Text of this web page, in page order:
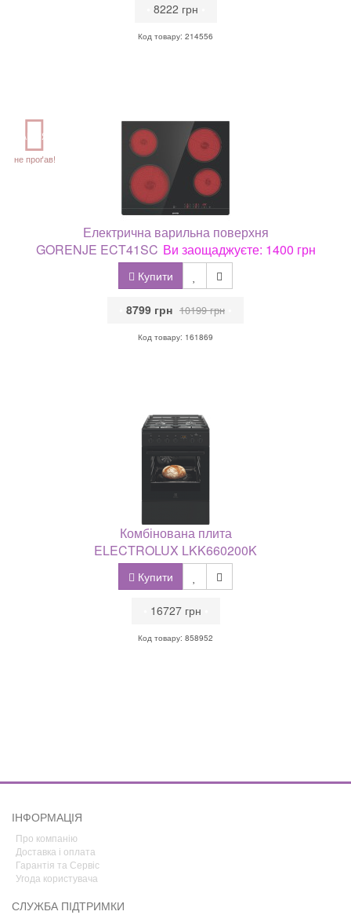
8222 грн
Код товару: 214556
АКЦІЯ
не проґав!
Електрична варильна поверхня
GORENJE ECT41SC Ви заощаджуєте: 1400 грн
Купити
8799 грн 10199 грн
Код товару: 161869
Комбінована плита
ELECTROLUX LKK660200K
Купити
16727 грн
Код товару: 858952
ІНФОРМАЦІЯ
Про компанію
Доставка і оплата
Гарантія та Сервіс
Угода користувача
СЛУЖБА ПІДТРИМКИ